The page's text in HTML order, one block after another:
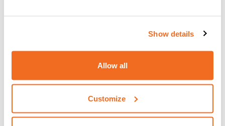
Show details
Allow all
Customize